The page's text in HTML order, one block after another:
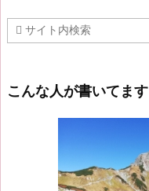
こんな人が書いてます